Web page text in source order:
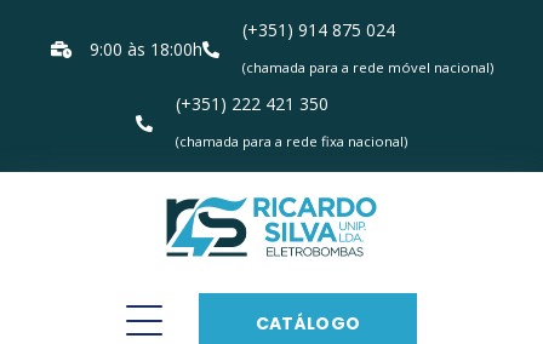
9:00 às 18:00h
(+351) 914 875 024
(chamada para a rede móvel nacional)
(+351) 222 421 350
(chamada para a rede fixa nacional)
CATÁLOGO